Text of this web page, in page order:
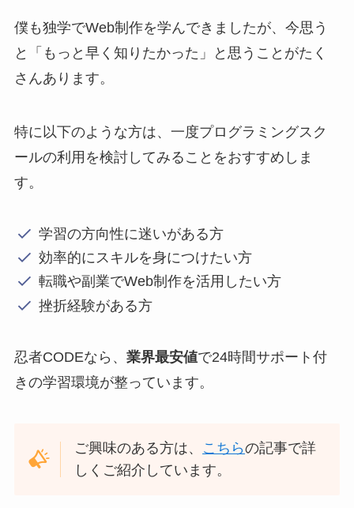
僕も独学でWeb制作を学んできましたが、今思う
と「もっと早く知りたかった」と思うことがたく
さんあります。
特に以下のような方は、一度プログラミングスク
ールの利用を検討してみることをおすすめしま
す。
学習の方向性に迷いがある方
効率的にスキルを身につけたい方
転職や副業でWeb制作を活用したい方
挫折経験がある方
忍者CODEなら、 業界最安値で24時間サポート付
きの学習環境が整っています。
ご興味のある方は、 こちらの記事で詳
しくご紹介しています。